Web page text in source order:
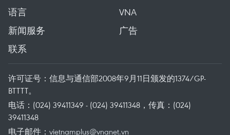
语言
VNA
新闻服务
广告
联系
许可证号：信息与通信部2008年9月11日颁发的1374/GP-
BTTTT。
电话：(024) 39411349 - (024) 39411348，传真：(024)
39411348
电子邮件： vietnamplus@vnanet.vn